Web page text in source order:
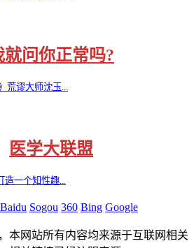
就问你正常吗?
荒谬大师沈玉...
医学大联盟
造一个知性趣...
Baidu Sogou 360 Bing Google
本网站所有内容均来源于互联网相关